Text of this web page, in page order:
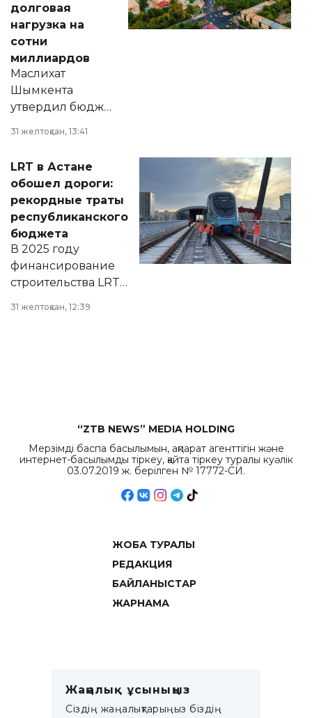
долговая
нагрузка на
сотни
миллиардов
Маслихат
Шымкента
утвердил бюджет
2028 годы.
документ
появился в базе
нормативных
правовых актов и
на сайте маслихат
города.
31 желтоқсан, 13:41
LRT в Астане
обошел дороги:
рекордные траты
республиканского
бюджета
В 2025 году
финансирование
строительства LRT
республиканского
31 желтоқсан, 12:39
“ZTB NEWS” MEDIA HOLDING
Мерзімді баспа басылымын, ақпарат агенттігін және
интернет-басылымды тіркеу, қайта тіркеу туралы куәлік
03.07.2019 ж. берілген № 17772-СИ.
ЖОБА ТУРАЛЫ
РЕДАКЦИЯ
БАЙЛАНЫСТАР
ЖАРНАМА
Жаңалық ұсыныңыз
Сіздің жаңалықтарыңыз біздің